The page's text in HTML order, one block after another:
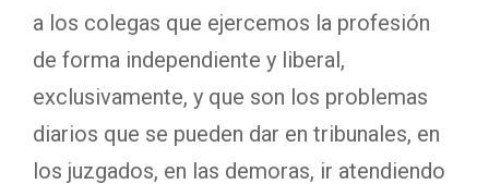
a los colegas que ejercemos la profesión
de forma independiente y liberal,
exclusivamente, y que son los problemas
diarios que se pueden dar en tribunales, en
los juzgados, en las demoras, ir atendiendo